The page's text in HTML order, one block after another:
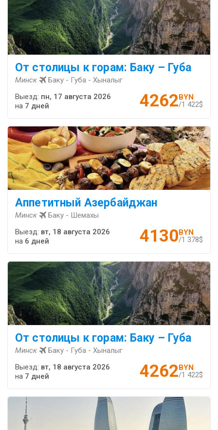
От столицы к горам: Баку – Губа
Минск Баку - Губа - Хыналыг
4262BYN
/1 422$
Выезд: пн, 17 августа 2026
на 7 дней
Аппетитный Азербайджан
Минск Баку - Шемахы
4130BYN
/1 378$
Выезд: вт, 18 августа 2026
на 6 дней
От столицы к горам: Баку – Губа
Минск Баку - Губа - Хыналыг
4262BYN
/1 422$
Выезд: вт, 18 августа 2026
на 7 дней